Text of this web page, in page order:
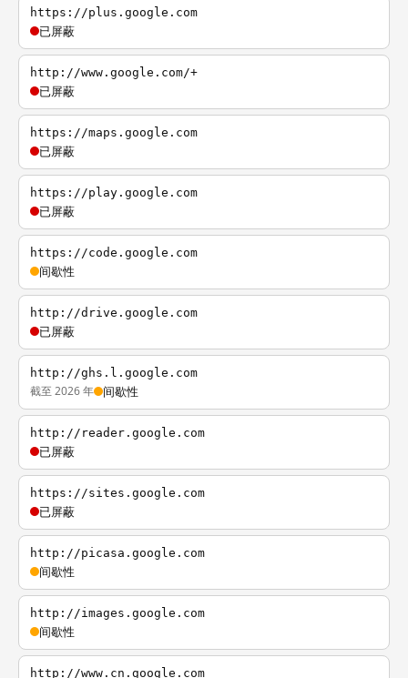
https://plus.google.com
已屏蔽
http://www.google.com/+
已屏蔽
https://maps.google.com
已屏蔽
https://play.google.com
已屏蔽
https://code.google.com
间歇性
http://drive.google.com
已屏蔽
http://ghs.l.google.com
截至 2026 年 间歇性
http://reader.google.com
已屏蔽
https://sites.google.com
已屏蔽
http://picasa.google.com
间歇性
http://images.google.com
间歇性
http://www.cn.google.com